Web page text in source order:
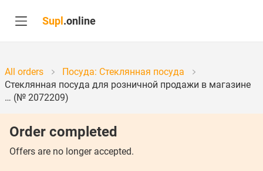
Supl .online
All orders
Посуда: Стеклянная посуда
Стеклянная посуда для розничной продажи в магазине
… (№ 2072209)
Order completed
Offers are no longer accepted.